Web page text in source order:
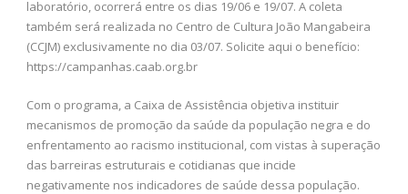
laboratório, ocorrerá entre os dias 19/06 e 19/07. A coleta
também será realizada no Centro de Cultura João Mangabeira
(CCJM) exclusivamente no dia 03/07. Solicite aqui o benefício:
https://campanhas.caab.org.br
Com o programa, a Caixa de Assistência objetiva instituir
mecanismos de promoção da saúde da população negra e do
enfrentamento ao racismo institucional, com vistas à superação
das barreiras estruturais e cotidianas que incide
negativamente nos indicadores de saúde dessa população.